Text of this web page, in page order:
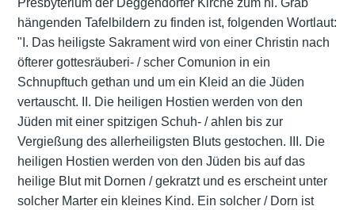
hängenden Tafelbildern zu finden ist, folgenden Wortlaut:
"I. Das heiligste Sakrament wird von einer Christin nach
öfterer gottesräuberi- / scher Comunion in ein
Schnupftuch gethan und um ein Kleid an die Jüden
vertauscht. II. Die heiligen Hostien werden von den
Jüden mit einer spitzigen Schuh- / ahlen bis zur
Vergießung des allerheiligsten Bluts gestochen. III. Die
heiligen Hostien werden von den Jüden bis auf das
heilige Blut mit Dornen / gekratzt und es erscheint unter
solcher Marter ein kleines Kind. Ein solcher / Dorn ist